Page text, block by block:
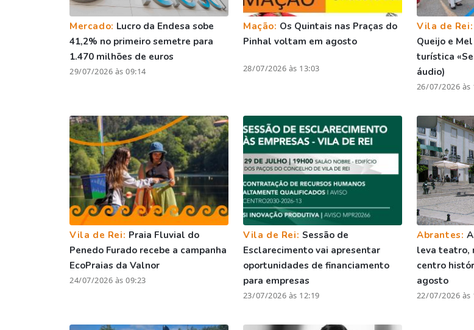
Mercado: Lucro da Endesa sobe
41,2% no primeiro semetre para
1.470 milhões de euros
29/07/2026 às 09:14
Mação: Os Quintais nas Praças do
Pinhal voltam em agosto
28/07/2026 às 13:03
Vila de Rei:
Queijo e
turística
áudio)
26/07/2026 às
Vila de Rei: Praia Fluvial do
Penedo Furado recebe a campanha
EcoPraias da Valnor
24/07/2026 às 09:23
Vila de Rei: Sessão de
Esclarecimento vai apresentar
oportunidades de financiamento
para empresas
23/07/2026 às 12:19
Abrantes:
leva teatro,
centro
agosto
22/07/2026 às